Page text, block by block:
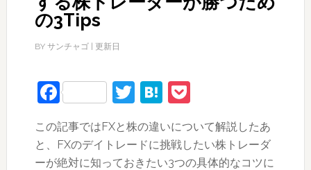
の3Tips
BY サンチャゴ| 更新日
FacebookTwitterHatena
Pocket
この記事ではFXと株の違いについて解説したあ
と、FXのデイトレードに挑戦したい株トレーダ
ーが絶対に知っておきたい3つの具体的なコツに